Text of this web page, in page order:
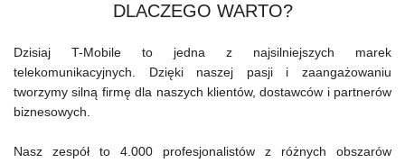
DLACZEGO WARTO?
Dzisiaj T-Mobile to jedna z najsilniejszych marek
telekomunikacyjnych. Dzięki naszej pasji i zaangażowaniu
tworzymy silną firmę dla naszych klientów, dostawców i partnerów
biznesowych.
Nasz zespół to 4.000 profesjonalistów z różnych obszarów